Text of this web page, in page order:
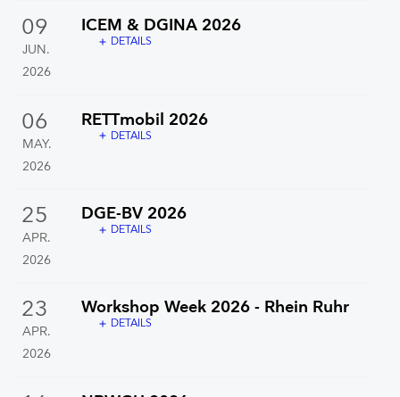
09
JUN.
2026
ICEM & DGINA 2026
add DETAILS
06
MAY.
2026
RETTmobil 2026
add DETAILS
25
APR.
2026
DGE-BV 2026
add DETAILS
23
APR.
2026
Workshop Week 2026 - Rhein Ruhr
add DETAILS